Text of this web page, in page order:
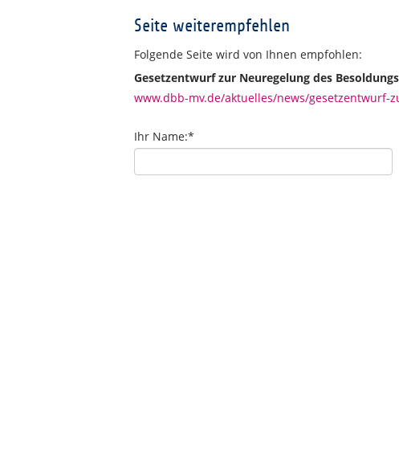
Seite weiterempfehlen
Folgende Seite wird von Ihnen empfohlen:
Gesetzentwurf zur Neuregelung des
www.dbb-mv.de/aktuelles/news/
Ihr Name:*